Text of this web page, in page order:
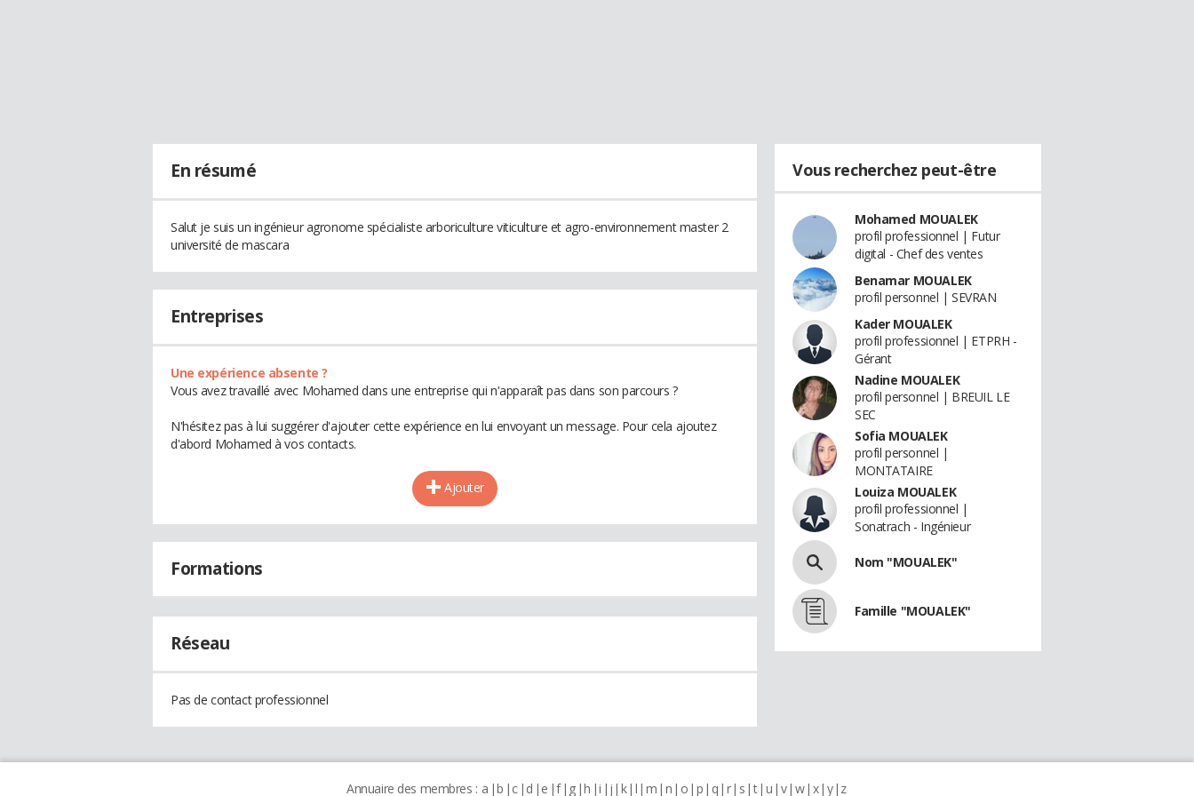
En résumé
Salut je suis un ingénieur agronome spécialiste arboriculture viticulture et agro-environnement master 2
université de mascara
Entreprises
Une expérience absente ?
Vous avez travaillé avec Mohamed dans une entreprise qui n'apparaît pas dans son parcours ?
N'hésitez pas à lui suggérer d'ajouter cette expérience en lui envoyant un message. Pour cela ajoutez
d'abord Mohamed à vos contacts.
Ajouter
Formations
Réseau
Pas de contact professionnel
Vous recherchez peut-être
Mohamed MOUALEK
profil professionnel | Futur
digital - Chef des ventes
Benamar MOUALEK
profil personnel | SEVRAN
Kader MOUALEK
profil professionnel | ETPRH -
Gérant
Nadine MOUALEK
profil personnel | BREUIL LE
SEC
Sofia MOUALEK
profil personnel |
MONTATAIRE
Louiza MOUALEK
profil professionnel |
Sonatrach - Ingénieur
Nom "MOUALEK"
Famille "MOUALEK"
Annuaire des membres : a b c d e f g h i j k l m n o p q r s t u v w x y z